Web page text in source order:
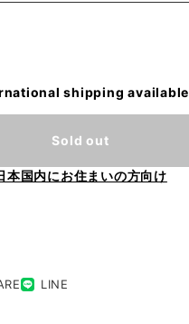
shipping available
Sold out
本国内にお住まいの方向け
LINE